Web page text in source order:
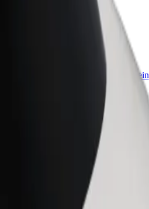
Bolt Produkte und Bolt Dienste für dein
für deine Fahrt.